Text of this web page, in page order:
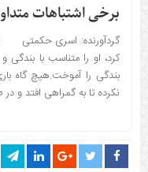
برخی اشتباهات
گردآورنده: اسری حکمتی از
کرد، او را متناسب با
بندگی را آموخت.هیچ گاه
نکرده تا به گمراهی افتد و